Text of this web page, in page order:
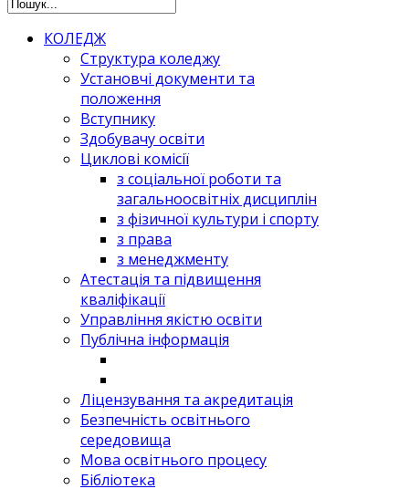
КОЛЕДЖ
Структура коледжу
Установчі документи та
положення
Вступнику
Здобувачу освіти
Циклові комісії
з соціальної роботи та
загальноосвітніх дисциплін
з фізичної культури і спорту
з права
з менеджменту
Атестація та підвищення
кваліфікації
Управління якістю освіти
Публічна інформація
Ліцензування та акредитація
Безпечність освітнього
середовища
Мова освітнього процесу
Бібліотека